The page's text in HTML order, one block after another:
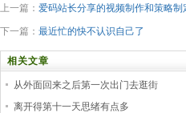
上一篇： 爱码站长分享的视频制作和策略制
下一篇： 最近忙的快不认识自己了
相关文章
从外面回来之后第一次出门去逛街
离开得第十一天思绪有点多